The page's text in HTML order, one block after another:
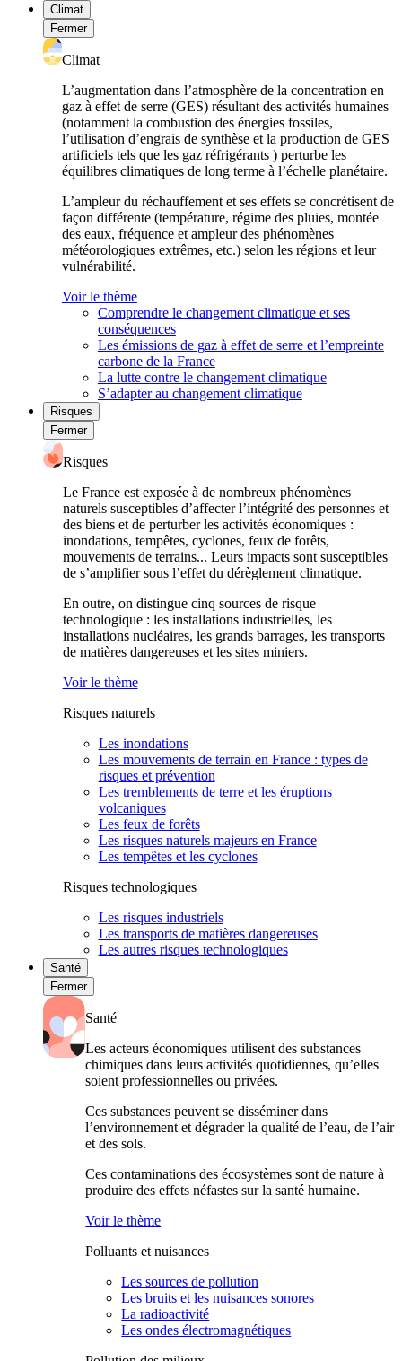
Climat
Fermer
Climat
L’augmentation dans l’atmosphère de la concentration en
gaz à effet de serre (GES) résultant des activités humaines
(notamment la combustion des énergies fossiles,
l’utilisation d’engrais de synthèse et la production de GES
artificiels tels que les gaz réfrigérants ) perturbe les
équilibres climatiques de long terme à l’échelle planétaire.
L’ampleur du réchauffement et ses effets se concrétisent de
façon différente (température, régime des pluies, montée
des eaux, fréquence et ampleur des phénomènes
météorologiques extrêmes, etc.) selon les régions et leur
vulnérabilité.
Voir le thème
Comprendre le changement climatique et ses
conséquences
Les émissions de gaz à effet de serre et l’empreinte
carbone de la France
La lutte contre le changement climatique
S’adapter au changement climatique
Risques
Fermer
Risques
Le France est exposée à de nombreux phénomènes
naturels susceptibles d’affecter l’intégrité des personnes et
des biens et de perturber les activités économiques :
inondations, tempêtes, cyclones, feux de forêts,
mouvements de terrains... Leurs impacts sont susceptibles
de s’amplifier sous l’effet du dérèglement climatique.
En outre, on distingue cinq sources de risque
technologique : les installations industrielles, les
installations nucléaires, les grands barrages, les transports
de matières dangereuses et les sites miniers.
Voir le thème
Risques naturels
Les inondations
Les mouvements de terrain en France : types de
risques et prévention
Les tremblements de terre et les éruptions
volcaniques
Les feux de forêts
Les risques naturels majeurs en France
Les tempêtes et les cyclones
Risques technologiques
Les risques industriels
Les transports de matières dangereuses
Les autres risques technologiques
Santé
Fermer
Santé
Les acteurs économiques utilisent des substances
chimiques dans leurs activités quotidiennes, qu’elles
soient professionnelles ou privées.
Ces substances peuvent se disséminer dans
l’environnement et dégrader la qualité de l’eau, de l’air
et des sols.
Ces contaminations des écosystèmes sont de nature à
produire des effets néfastes sur la santé humaine.
Voir le thème
Polluants et nuisances
Les sources de pollution
Les bruits et les nuisances sonores
La radioactivité
Les ondes électromagnétiques